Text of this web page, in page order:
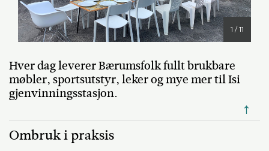
1 / 11
Hver dag leverer Bærumsfolk fullt brukbare
møbler, sportsutstyr, leker og mye mer til Isi
gjenvinningsstasjon.
↑
Ombruk i praksis